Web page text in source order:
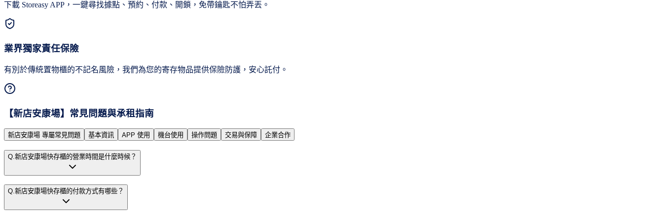
下載 Storeasy APP，一鍵尋找據點、預約、付款、開鎖，免帶鑰匙不怕弄丟。
業界獨家責任保險
有別於傳統置物櫃的不記名風險，我們為您的寄存物品提供保險防護，安心託付。
【新店安康場】常見問題與承租指南
新店安康場 專屬常見問題 基本資訊 APP 使用 機台使用 操作問題 交易與保障 企業合作
Q. 新店安康場快存櫃的營業時間是什麼時候？
Q.新店安康場快存櫃的付款方式有哪些？